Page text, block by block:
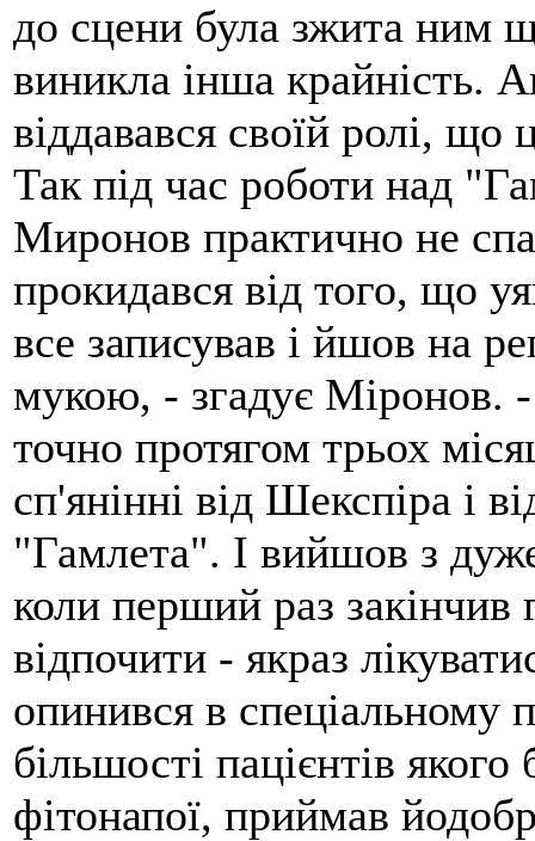
до сцени була зжита ним
виникла інша крайність.
віддавався своїй ролі,
Так під час роботи над
Миронов практично не
прокидався від того, що
все записував і йшов на
мукою, - згадує Міронов.
точно протягом трьох
сп'янінні від Шекспіра і
"Гамлета". І вийшов з
коли перший раз
відпочити - якраз
опинився в спеціальному
більшості пацієнтів
фітонапої, приймав